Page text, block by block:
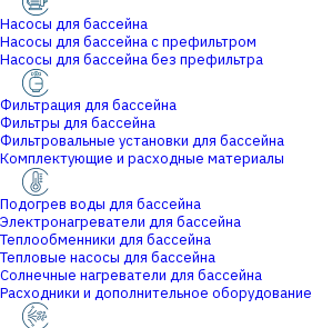
Насосы для бассейна
Насосы для бассейна с префильтром
Насосы для бассейна без префильтра
Фильтрация для бассейна
Фильтры для бассейна
Фильтровальные установки для бассейна
Комплектующие и расходные материалы
Подогрев воды для бассейна
Электронагреватели для бассейна
Теплообменники для бассейна
Тепловые насосы для бассейна
Солнечные нагреватели для бассейна
Расходники и дополнительное оборудование